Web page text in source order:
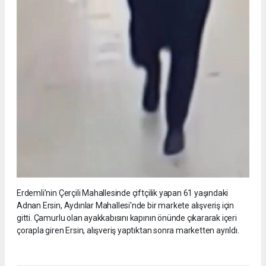
Erdemli’nin Çerçili Mahallesinde çiftçilik yapan 61 yaşındaki
Adnan Ersin, Aydınlar Mahallesi'nde bir markete alışveriş için
gitti. Çamurlu olan ayakkabısını kapının önünde çıkararak içeri
çorapla giren Ersin, alışveriş yaptıktan sonra marketten ayrıldı.